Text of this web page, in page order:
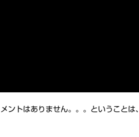
ントはありません。。。ということは